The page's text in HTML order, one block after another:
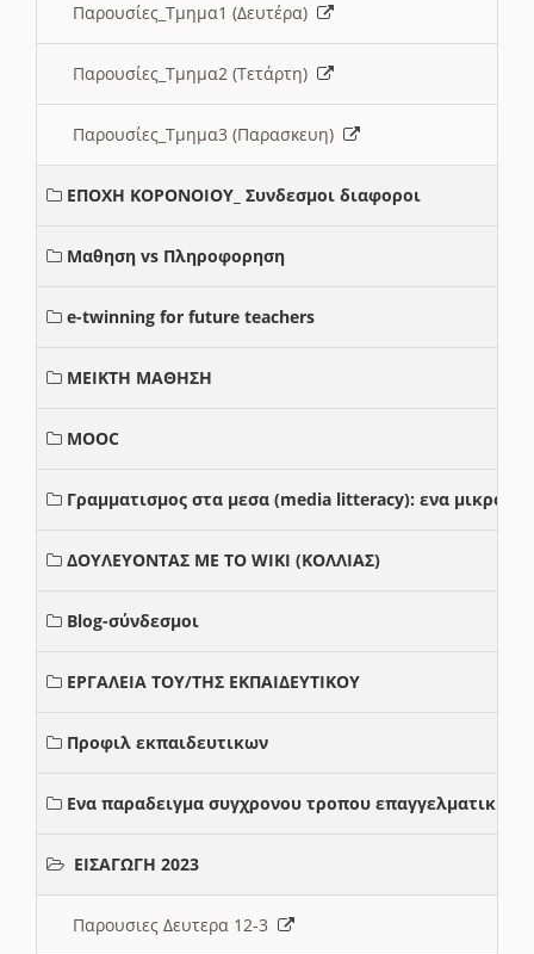
Παρουσίες_Τμημα1 (Δευτέρα)
Παρουσίες_Τμημα2 (Τετάρτη)
Παρουσίες_Τμημα3 (Παρασκευη)
ΕΠΟΧΗ ΚΟΡΟΝΟΙΟΥ_ Συνδεσμοι διαφοροι
Μαθηση vs Πληροφορηση
e-twinning for future teachers
ΜΕΙΚΤΗ ΜΑΘΗΣΗ
MOOC
Γραμματισμος στα μεσα (media litteracy): ενα μικρο
ΔΟΥΛΕΥΟΝΤΑΣ ΜΕ ΤΟ WIKI (ΚΟΛΛΙΑΣ)
Blog-σύνδεσμοι
ΕΡΓΑΛΕΙΑ ΤΟΥ/ΤΗΣ ΕΚΠΑΙΔΕΥΤΙΚΟΥ
Προφιλ εκπαιδευτικων
Ενα παραδειγμα συγχρονου τροπου επαγγελματικης
ΕΙΣΑΓΩΓΗ 2023
Παρουσιες Δευτερα 12-3